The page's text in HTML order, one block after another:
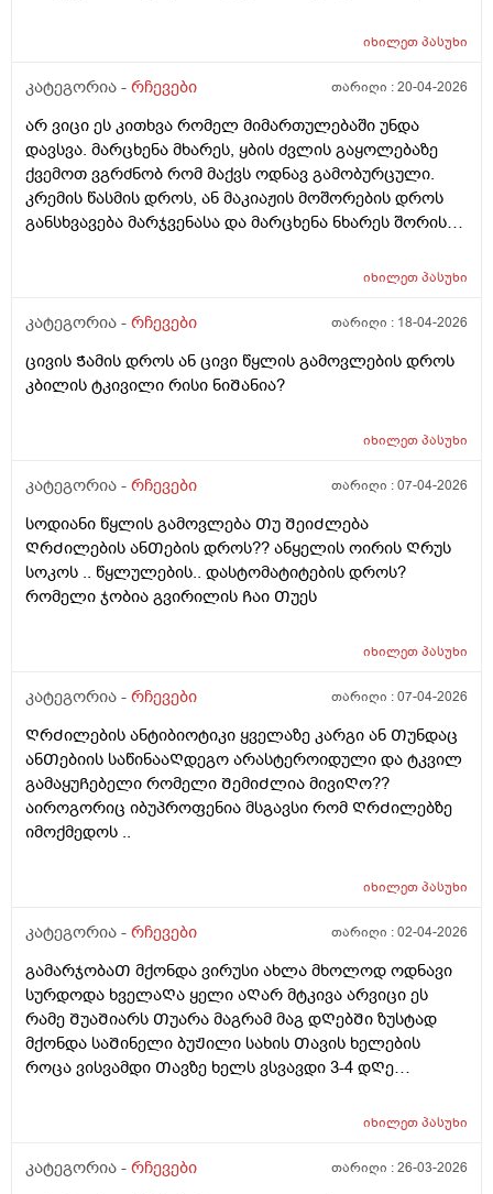
და გამიარა ᲗიᲗქოს მომენტებᲨი მტკიოდა ცივზე
რაგაცნაირი გრᲫნობა მაქ მᲩხვლეტავი სუსტი
კბილს კბილზე რო დავადგავ მომენტებᲨი მტკივაა
რისი ბრალია არის Თუარა Შანსირო არასწორად
დახურა იმიტომ რომ გუᲨინ Ჭამის დროს მარჯვენა
მხარეს საᲭმელი Შემივიდა ნსმცეცებინᲗიᲗქოს და
ყრუდ ამტკივდა
იხილეთპასუხი
კატეგორია - რჩევები თარიღი :20-04-2026
არ ვიცი ეს კითხვა რომელ მიმართულებაში უნდა
დავსვა. მარცხენა მხარეს, ყბის ძვლის გაყოლებაზე
ქვემოთ ვგრძნობ რომ მაქვს ოდნავ გამობურცული.
კრემის წასმის დროს, ან მაკიაჟის მოშორების დროს
განსხვავება მარჯვენასა და მარცხენა ნხარეს შორის
არაფერი, მხოლოდ შეხებით. ადრეც მქონდა
შეიძლება ვიფიქრო სიმსივნურ წარმონაქმნზე? ან
პასუხი, ვიდრე ექიმთან მივალ. ისიც არ ვიცი რა
მიმართულების ექიმს უნდა მივაკითხო.
იხილეთპასუხი
კატეგორია - რჩევები თარიღი : 18-04-2026
ცივის Ჭამის დროს ან ცივი წყლის გამოვლების დროს
კბილის ტკივილი რისი ნიᲨანია?
იხილეთპასუხი
კატეგორია - რჩევები თარიღი :07-04-2026
სოდიანი წყლის გამოვლება Თუ ᲨეიᲫლება
ᲦრᲫილების ანᲗების დროს?? ანყელის ოირის Ღრუს
სოკოს .. წყლულების.. დასტომატიტების დროს?
რომელი ჯობია გვირილის Ჩაი Თუეს
იხილეთპასუხი
კატეგორია - რჩევები თარიღი :07-04-2026
ᲦრᲫილების ანტიბიოტიკი ყველაზე კარგი ან Თუნდაც
ანᲗებიის საწინააᲦდეგო არასტეროიდული და ტკვილ
გამაყუᲩებელი რომელი ᲨემიᲫლია მივიᲦო??
აიროგორიც იბუპროფენია მსგავსი რომ ᲦრᲫილებზე
იმოქმედოს ..
იხილეთპასუხი
კატეგორია - რჩევები თარიღი :02-04-2026
გამარჯობაᲗ მქონდა ვირუსი ახლა მხოლოდ ოდნავი
სურდოდა ხველაᲦა ყელი აᲦარ მტკივა არვიცი ეს
რამე ᲨუაᲨიარს Თუარა მაგრამ მაგ დᲦებᲨი ზუსტად
მქონდა საᲨინელი ბუᲟილი სახის Თავის ხელების
როცა ვისვამდი Თავზე ხელს ვსვავდი 3-4 დᲦე
რომ ვიყავი ბუᲟილი რომ მქონდა ხელზე მწვანე და
მოყვიᲗალო მომწვანოა არეული არაფერს არ
იხილეთპასუხი
კატეგორია - რჩევები თარიღი :26-03-2026